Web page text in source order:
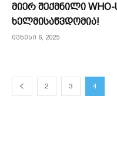
მიერ შექმნილი
ხელმისაწვდომია!
ივნისი 6, 2025
2 3 4